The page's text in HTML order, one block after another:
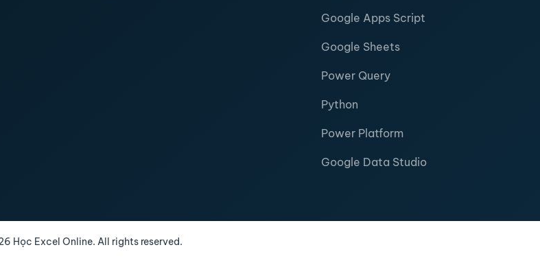
Google Apps Script
Google Sheets
Power Query
Python
Power Platform
Google Data Studio
Học Excel Online. All rights reserved.